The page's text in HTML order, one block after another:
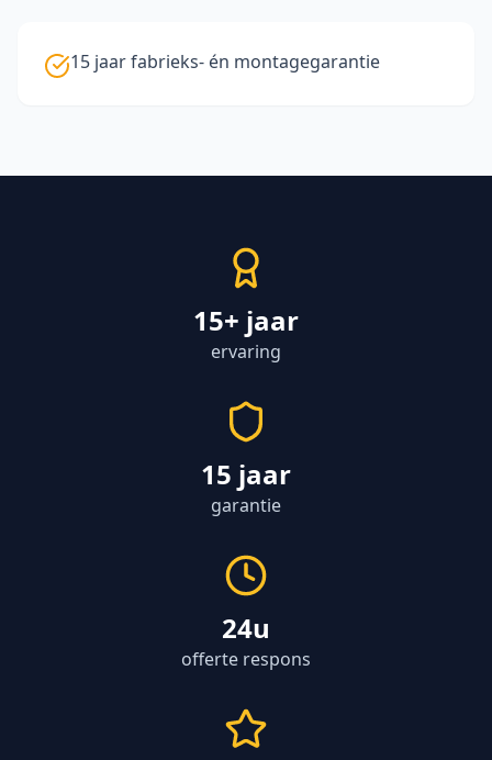
15 jaar fabrieks- én montagegarantie
15+ jaar
ervaring
15 jaar
garantie
24u
offerte respons